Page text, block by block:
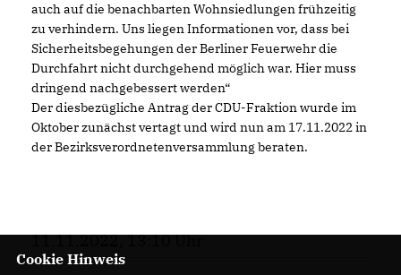
auch auf die benachbarten Wohnsiedlungen frühzeitig
zu verhindern. Uns liegen Informationen vor, dass bei
Sicherheitsbegehungen der Berliner Feuerwehr die
Durchfahrt nicht durchgehend möglich war. Hier muss
dringend nachgebessert werden“
Der diesbezügliche Antrag der CDU-Fraktion wurde im
Oktober zunächst vertagt und wird nun am 17.11.2022 in
der Bezirksverordnetenversammlung beraten.
11.11.2022, 13:10 Uhr
Cookie Hinweis